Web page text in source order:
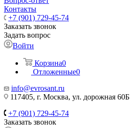
Контакты
+7 (901) 729-45-74
Заказать звонок
Задать вопрос
Войти
Корзина0
Отложенные0
info@evrosant.ru
117405, г. Москва, ул. дорожная 60Б
+7 (901) 729-45-74
Заказать звонок